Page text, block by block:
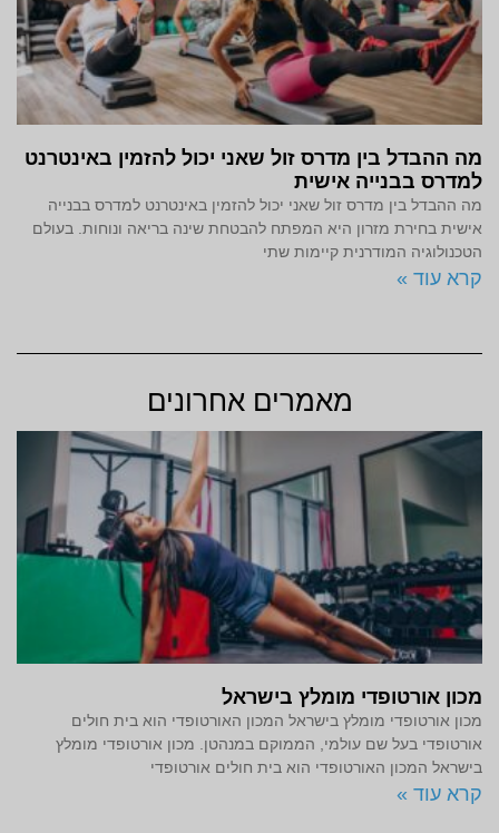
מה ההבדל בין מדרס זול שאני יכול להזמין באינטרנט
למדרס בבנייה אישית
מה ההבדל בין מדרס זול שאני יכול להזמין באינטרנט למדרס בבנייה
אישית בחירת מזרון היא המפתח להבטחת שינה בריאה ונוחות. בעולם
הטכנולוגיה המודרנית קיימות שתי
קרא עוד »
מאמרים אחרונים
מכון אורטופדי מומלץ בישראל
מכון אורטופדי מומלץ בישראל המכון האורטופדי הוא בית חולים
אורטופדי בעל שם עולמי, הממוקם במנהטן. מכון אורטופדי מומלץ
בישראל המכון האורטופדי הוא בית חולים אורטופדי
קרא עוד »